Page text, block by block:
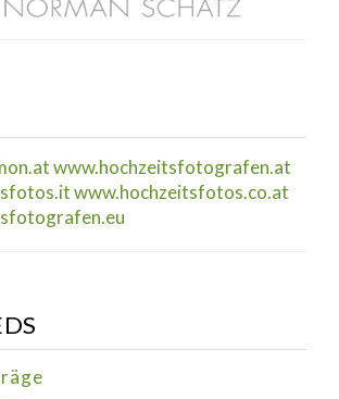
www.hochzeitsfotografen.at
www.hochzeitsfotos.co.at